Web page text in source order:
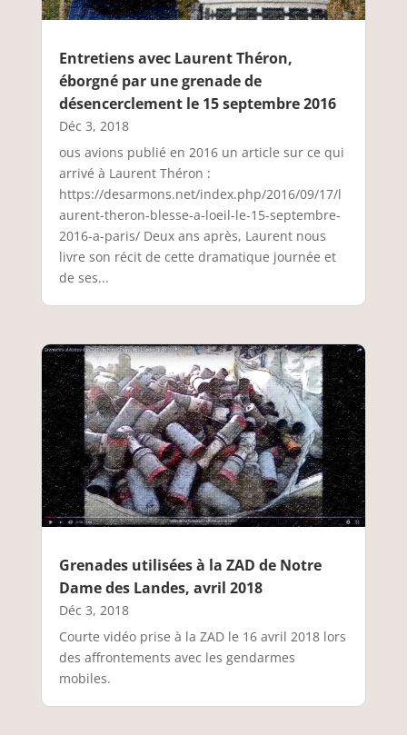
Entretiens avec Laurent Théron,
éborgné par une grenade de
désencerclement le 15 septembre 2016
Déc 3, 2018
ous avions publié en 2016 un article sur ce qui
arrivé à Laurent Théron :
https://desarmons.net/index.php/2016/09/17/l
aurent-theron-blesse-a-loeil-le-15-septembre-
2016-a-paris/ Deux ans après, Laurent nous
livre son récit de cette dramatique journée et
de ses...
Grenades utilisées à la ZAD de Notre
Dame des Landes, avril 2018
Déc 3, 2018
Courte vidéo prise à la ZAD le 16 avril 2018 lors
des affrontements avec les gendarmes
mobiles.